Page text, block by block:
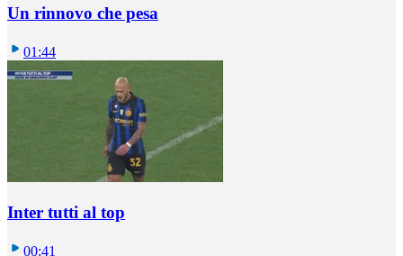
Un rinnovo che pesa
01:44
Inter tutti al top
00:41